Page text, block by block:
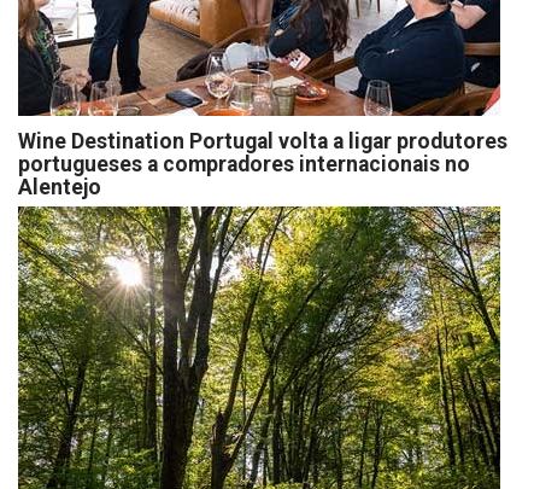
Wine Destination Portugal volta a ligar produtores
portugueses a compradores internacionais no
Alentejo